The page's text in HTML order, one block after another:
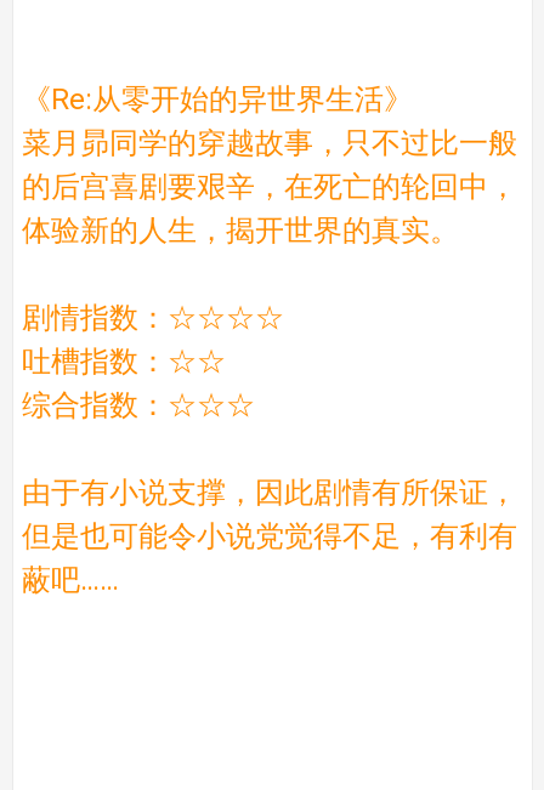
《Re:从零开始的异世界生活》
菜月昴同学的穿越故事，只不过比一般
的后宫喜剧要艰辛，在死亡的轮回中，
体验新的人生，揭开世界的真实。
剧情指数：☆☆☆☆
吐槽指数：☆☆
综合指数：☆☆☆
由于有小说支撑，因此剧情有所保证，
但是也可能令小说党觉得不足，有利有
蔽吧……